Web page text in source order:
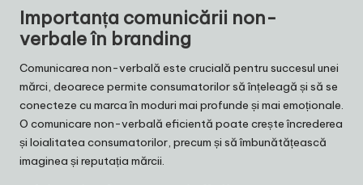
Importanța comunicării non-
verbale în branding
Comunicarea non-verbală este crucială pentru succesul unei
mărci, deoarece permite consumatorilor să înțeleagă și să se
conecteze cu marca în moduri mai profunde și mai emoționale.
O comunicare non-verbală eficientă poate crește încrederea
și loialitatea consumatorilor, precum și să îmbunătățească
imaginea și reputația mărcii.